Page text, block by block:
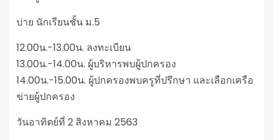
บ่าย นักเรียนชั้น ม.5
12.00น.-13.00น. ลงทะเบียน
13.00น.-14.00น. ผู้บริหารพบผู้ปกครอง
14.00น.-15.00น. ผู้ปกครองพบครูที่ปรึกษา และเลือกเครือ
ข่ายผู้ปกครอง
วันอาทิตย์ที่ 2 สิงหาคม 2563